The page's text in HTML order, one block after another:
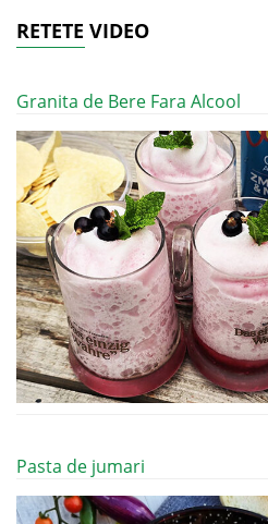
RETETE VIDEO
Granita de Bere Fara Alcool
Pasta de jumari